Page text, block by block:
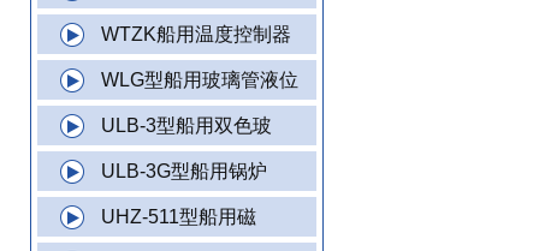
WTZK船用温度控制器
WLG型船用玻璃管液位
ULB-3型船用双色玻
ULB-3G型船用锅炉
UHZ-511型船用磁